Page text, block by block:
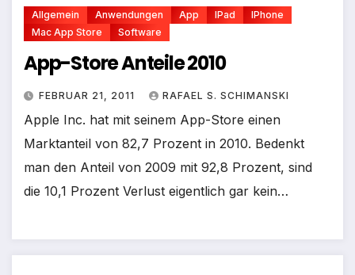
Allgemein Anwendungen App IPad
IPhone
Mac App Store
Software
App-Store Anteile 2010
FEBRUAR 21, 2011 RAFAEL S. SCHIMANSKI
Apple Inc. hat mit seinem App-Store einen
Marktanteil von 82,7 Prozent in 2010. Bedenkt
man den Anteil von 2009 mit 92,8 Prozent, sind
die 10,1 Prozent Verlust eigentlich gar kein…